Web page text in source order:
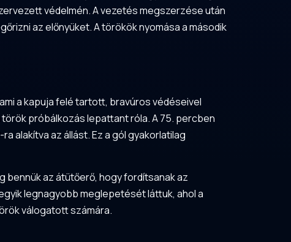
védelmén. A vezetés megszerzése után
az előnyüket. A törökök nyomása a második
a kapuja felé tartott, bravúros védéseivel
próbálkozás lepattant róla. A 75. percben
alakítva az állást. Ez a gól gyakorlatilag
bennük az átütőerő, hogy fordítsanak az
legnagyobb meglepetését láttuk, ahol a
válogatott számára.